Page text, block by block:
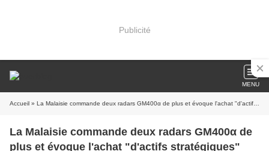
Publicité
MENU
Accueil » La Malaisie commande deux radars GM400α de plus et évoque l'achat "d'actifs stratégiques" auprès de la France
La Malaisie commande deux radars GM400α de
plus et évoque l'achat "d'actifs stratégiques"